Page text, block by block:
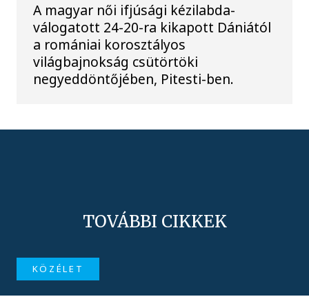
A magyar női ifjúsági kézilabda-
válogatott 24-20-ra kikapott Dániától
a romániai korosztályos
világbajnokság csütörtöki
negyeddöntőjében, Pitesti-ben.
TOVÁBBI CIKKEK
KÖZÉLET